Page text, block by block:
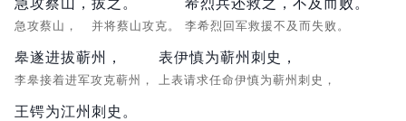
急攻蔡山， 并将蔡山攻克。 李希烈回军救援不及而失败。
皋遂进拔蕲州，
李皋接着进军攻克蕲州，
表伊慎为蕲州刺史，
上表请求任命伊慎为蕲州刺史，
王锷为江州刺史。